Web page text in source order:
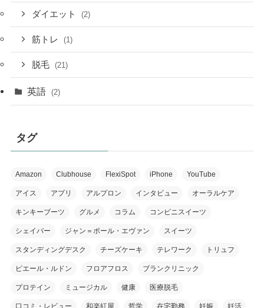
ダイエット (2)
筋トレ (1)
脱毛 (21)
英語 (2)
タグ
Amazon Clubhouse FlexiSpot iPhone YouTube
アイス アプリ アルプロン インタビュー オーラルケア
キンキーブーツ グルメ コラム コンビニスイーツ
シェイバー ジャン＝ポール・エヴァン スイーツ
スタンディングデスク チーズケーキ テレワーク トリュフ
ピエール・ルドン フロアフロス ブランクリニック
プロテイン ミュージカル 健康 医療脱毛
口コミ・レビュー 和楽紅屋 哲学 在宅勤務 妊娠 妊活